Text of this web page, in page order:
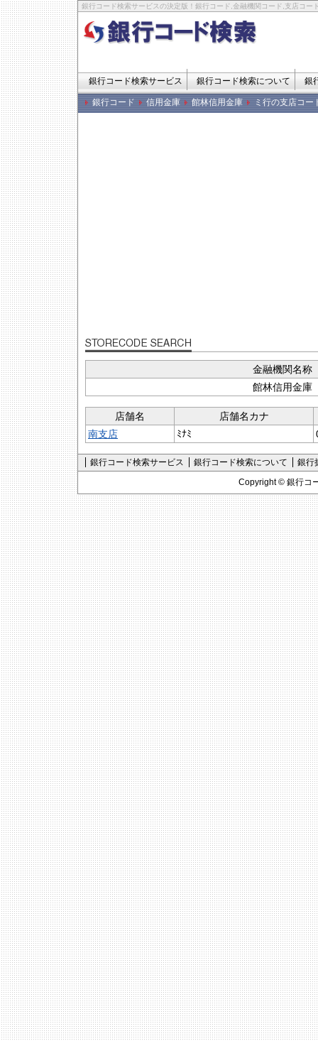
銀行コード検索サービスの決定版！銀行コード,金融機関コード,支店コー
銀行コード検索サービス 銀行コード検索について 銀
銀行コード 信用金庫 館林信用金庫 ミ行の支店コー
金融機関名称
館林信用金庫
店舗名
店舗名カナ
南支店
ﾐﾅﾐ
銀行コード検索サービス 銀行コード検索について
銀行
Copyright © 銀行コ